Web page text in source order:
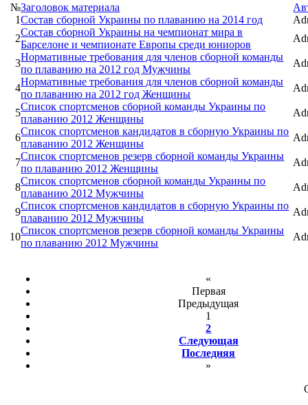
№Заголовок материала
1Состав сборной Украины по плаванию на 2014 год
2
Состав сборной Украины на чемпионат мира в
Барселоне и чемпионате Европы среди юниоров
3
Нормативные требования для членов сборной команды
по плаванию на 2012 год Мужчины
4
Нормативные требования для членов сборной команды
по плаванию на 2012 год Женщины
5
Список спортсменов сборной команды Украины по
плаванию 2012 Женщины
6
Список спортсменов кандидатов в сборную Украины по
плаванию 2012 Женщины
7
Список спортсменов резерв сборной команды Украины
по плаванию 2012 Женщины
8
Список спортсменов сборной команды Украины по
плаванию 2012 Мужчины
9
Список спортсменов кандидатов в сборную Украины по
плаванию 2012 Мужчины
10
Список спортсменов резерв сборной команды Украины
по плаванию 2012 Мужчины
«
Первая
Предыдущая
1
2
Следующая
Последняя
»